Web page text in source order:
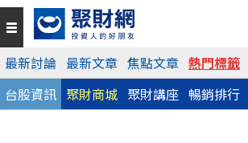
最新討論 最新文章 焦點文章 熱門標籤
台股資訊 聚財商城 聚財講座 暢銷排行